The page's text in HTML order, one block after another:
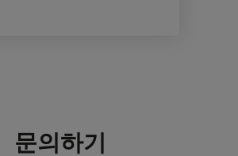
문의하기